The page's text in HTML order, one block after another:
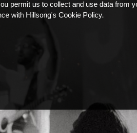
permit us to collect and use data from
with Hillsong's Cookie Policy.